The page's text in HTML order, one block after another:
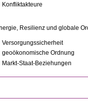
Konfliktakteure
Resilienz und globale
Versorgungssicherheit
geoökonomische Ordnung
Markt-Staat-Beziehungen